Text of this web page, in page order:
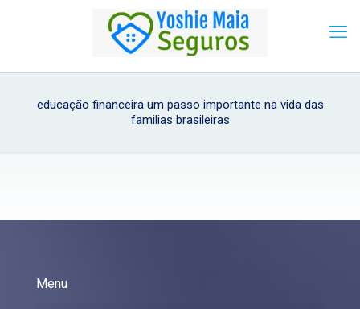
educação financeira um passo importante na vida das
familias brasileiras
Menu